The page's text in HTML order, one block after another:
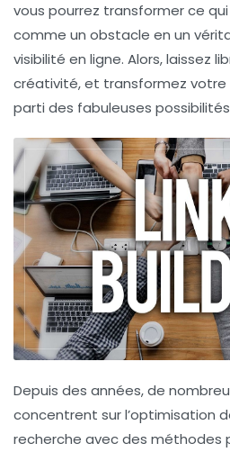
vous pourrez transformer ce
comme un obstacle en un
visibilité en ligne. Alors, laissez
créativité, et transformez
parti des fabuleuses possibilités
Depuis des années, de
concentrent sur l’optimisation
recherche avec des méthodes